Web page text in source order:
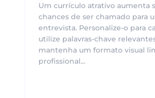
Um currículo atrativo aumenta
chances de ser chamado para
entrevista. Personalize-o para
utilize palavras-chave
mantenha um formato visual
profissional...